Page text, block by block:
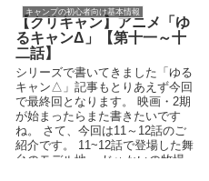
キャンプの初心者向け基本情報
【クリキャン】アニメ「ゆ
るキャンΔ」【第十一～十
二話】
シリーズで書いてきました「ゆる
キャン△」記事もとりあえず今回
で最終回となります。 映画・2期
が始まったらまた書きたいです
ね。 さて、今回は11～12話のご
紹介です。 11~12話で登場した舞
台のモデル地 ・じゅかいの牧場